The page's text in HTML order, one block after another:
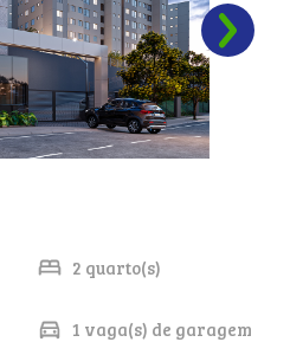
2 quarto(s)
1 vaga(s) de garagem